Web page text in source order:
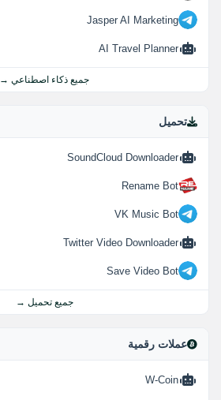
Jasper AI Marketing
AI Travel Planner
جميع ذكاء اصطناعي →
تحميل
SoundCloud Downloader
Rename Bot
VK Music Bot
Twitter Video Downloader
Save Video Bot
جميع تحميل →
عملات رقمية
W-Coin